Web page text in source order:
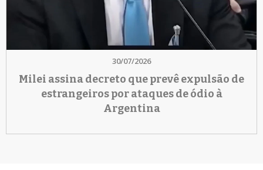
30/07/2026
Milei assina decreto que prevê expulsão de
estrangeiros por ataques de ódio à
Argentina